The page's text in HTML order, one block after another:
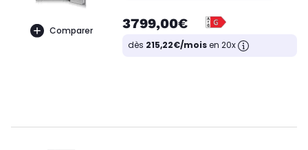
Comparer 3799,00€
dès 215,22€/moisen 20x